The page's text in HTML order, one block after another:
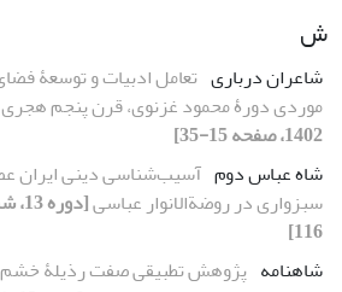
ش
شاعران درباری تعامل ادبیات و توسعۀ
موردی دورۀ محمود غزنوی، قرن پنجم
1402، صفحه 15-35]
شاه عباس دوم آسیب‌شناسی دینی ایران
سبزواری در روضةالانوار عباسی
116]
شاهنامه پژوهش تطبیقی صفت رذیلۀ خشم